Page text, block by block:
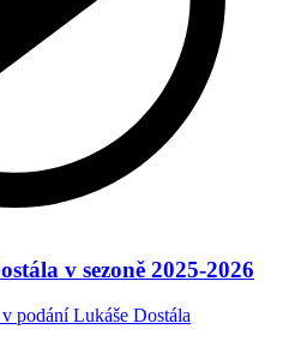
v sezoně 2025-2026
podání Lukáše Dostála